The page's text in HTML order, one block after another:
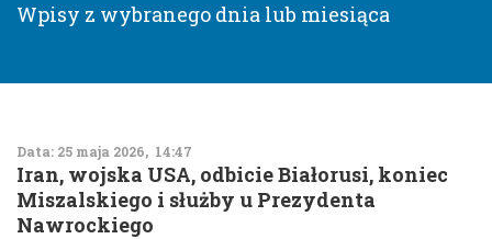
Wpisy z wybranego dnia lub miesiąca
Data: 25 maja 2026, 14:47
Iran, wojska USA, odbicie Białorusi, koniec
Miszalskiego i służby u Prezydenta
Nawrockiego